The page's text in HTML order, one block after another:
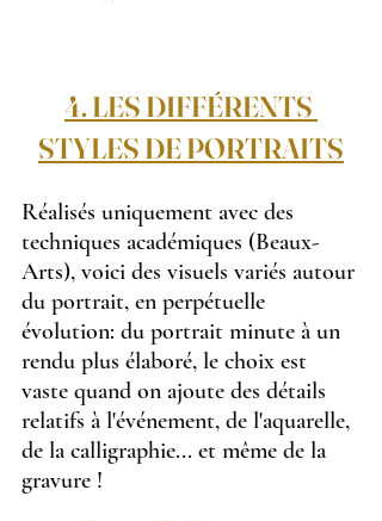
4. LES DIFFÉRENTS
STYLES DE PORTRAITS
Réalisés uniquement avec des
techniques académiques (Beaux-
Arts), voici des visuels variés autour
du portrait, en perpétuelle
évolution: du portrait minute à un
rendu plus élaboré, le choix est
vaste quand on ajoute des détails
relatifs à l'événement, de l'aquarelle,
de la calligraphie... et même de la
gravure !